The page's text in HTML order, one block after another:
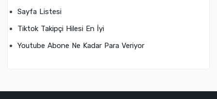
Sayfa Listesi
Tiktok Takipçi Hilesi En İyi
Youtube Abone Ne Kadar Para Veriyor